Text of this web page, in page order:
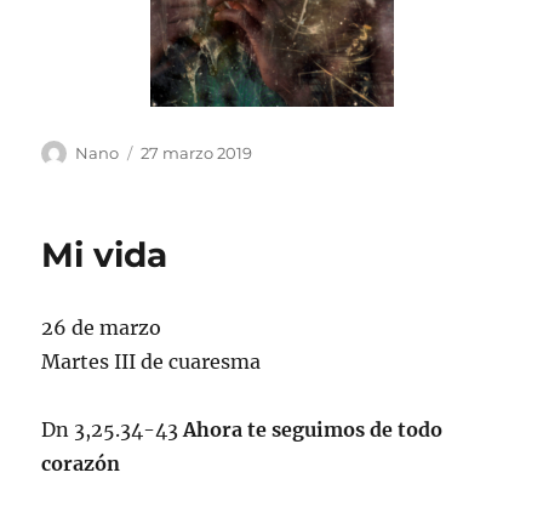
Autor
Nano
Publicado
27 marzo 2019
Mi vida
26 de marzo
Martes III de cuaresma
Dn 3,25.34-43Ahora te seguimos de todo
corazón